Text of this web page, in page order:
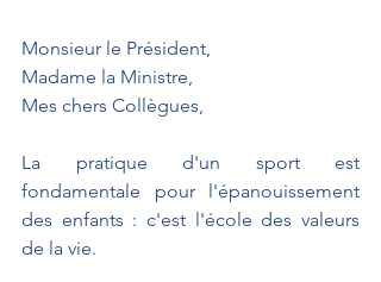
Monsieur le Président,
Madame la Ministre,
Mes chers Collègues,
La pratique d'un sport est
fondamentale pour l'épanouissement
des enfants : c'est l'école des valeurs
de la vie.